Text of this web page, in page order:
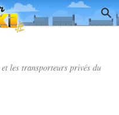
et les transporteurs privés du